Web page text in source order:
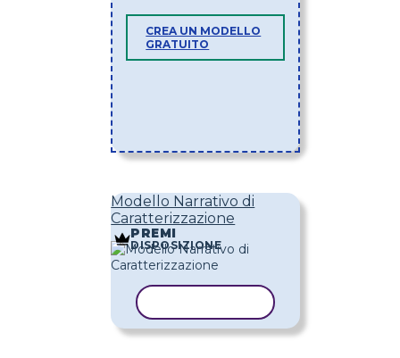
CREA UN MODELLO
GRATUITO
Modello Narrativo di
Caratterizzazione
PREMI
DISPOSIZIONE